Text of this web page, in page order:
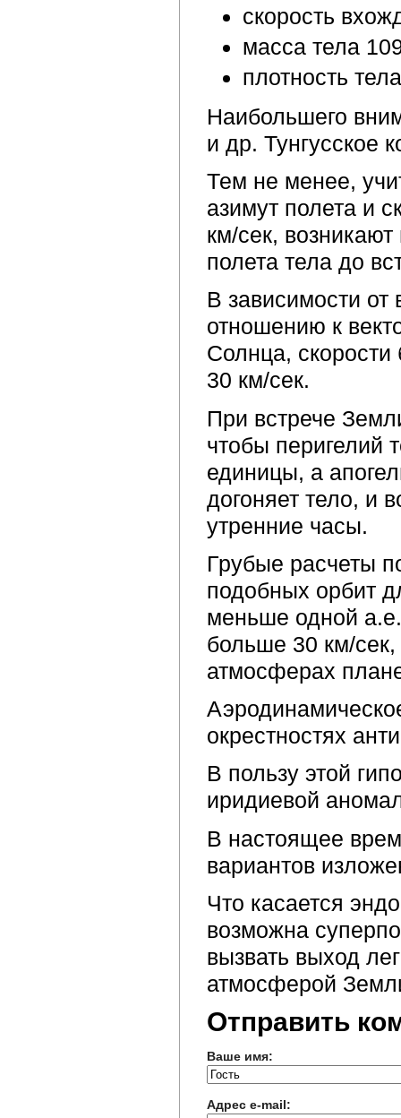
скорость
масса тела
плотность
Наибольшего
и др. Тунгусское
Тем не менее,
азимут полета и
км/сек,
полета тела до
В зависимости от
отношению к
Солнца,
30 км/сек.
При встрече
чтобы перигелий
единицы, а
догоняет тело, и
утренние часы.
Грубые расчеты
подобных орбит
меньше одной
больше 30 км/
атмосферах
окрестностях
В пользу этой
иридиевой
В настоящее
вариантов
Что касается
возможна
вызвать выход
атмосферой
Отправить
Ваше имя:
Адрес e-mail: